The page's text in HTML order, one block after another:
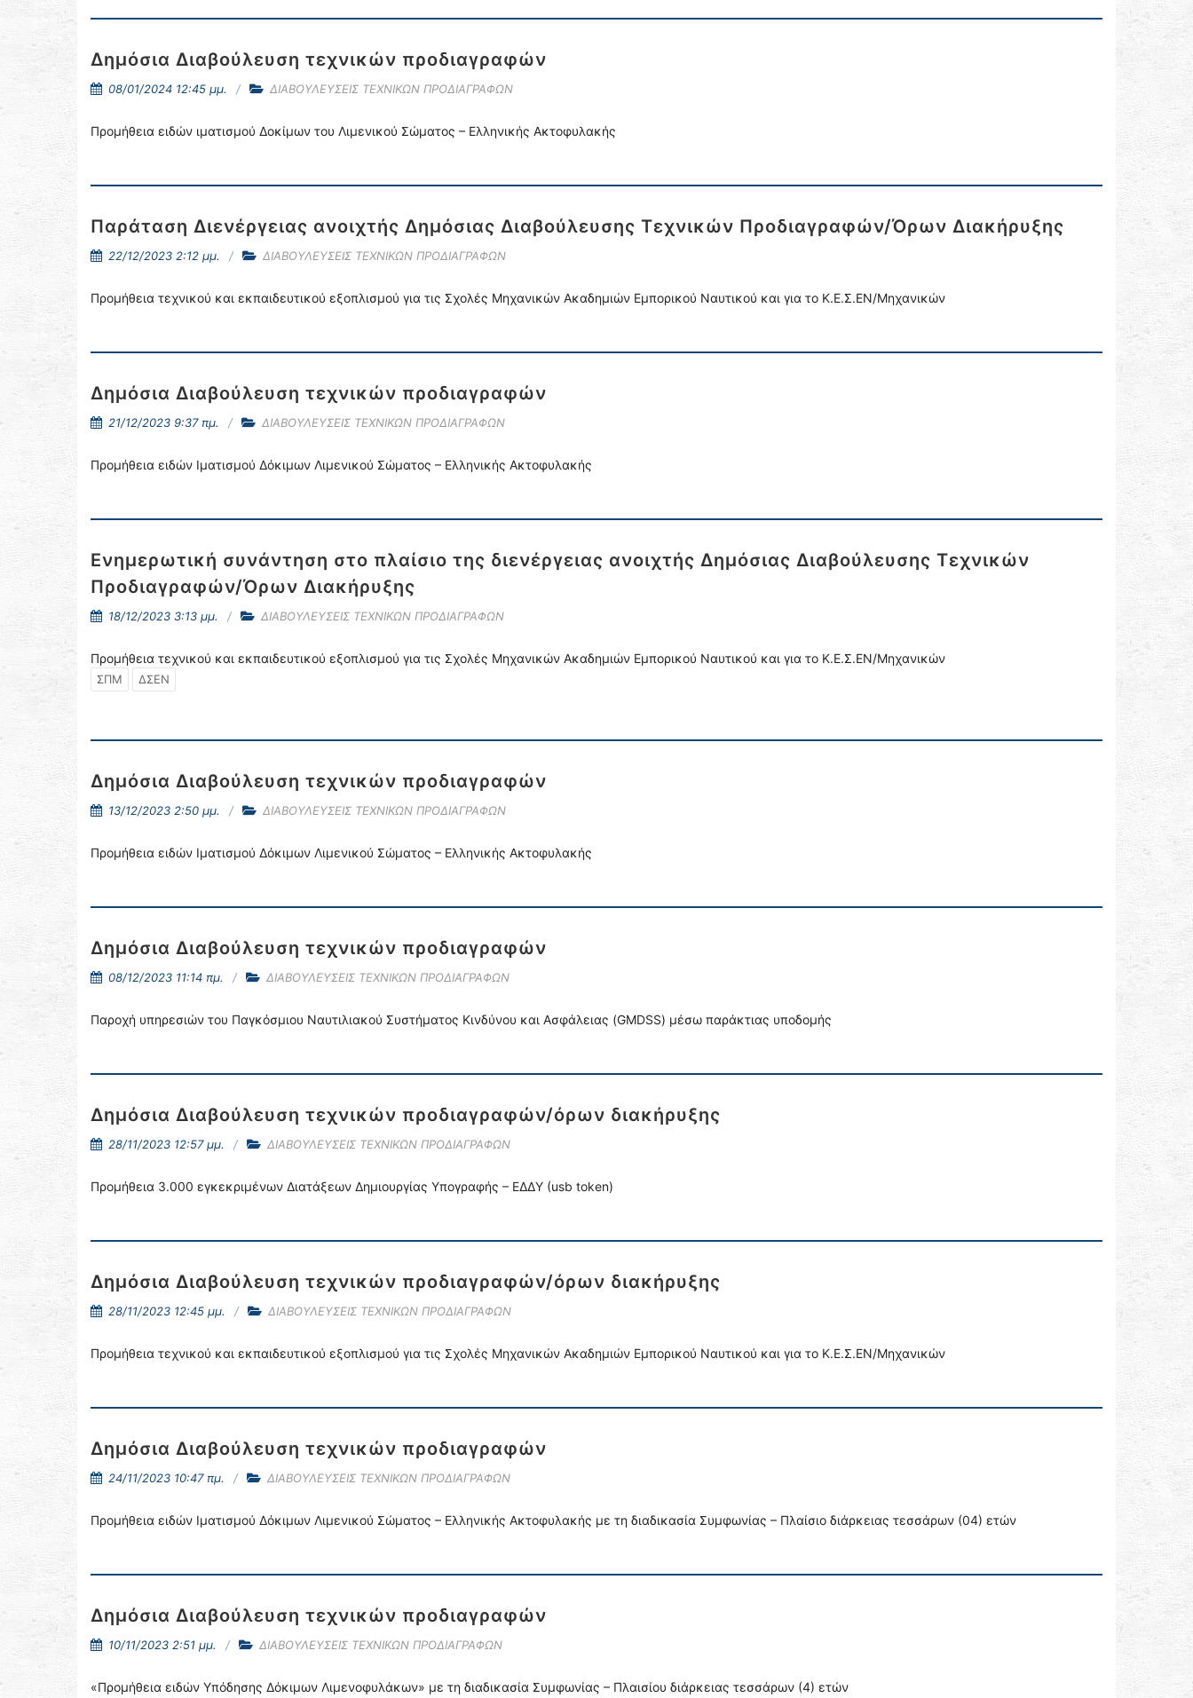
Δημόσια Διαβούλευση τεχνικών προδιαγραφών
08/01/2024 12:45 μμ. ΔΙΑΒΟΥΛΕΥΣΕΙΣ ΤΕΧΝΙΚΩΝ ΠΡΟΔΙΑΓΡΑΦΩΝ
Προμήθεια ειδών ιματισμού Δοκίμων του Λιμενικού Σώματος – Ελληνικής Ακτοφυλακής
Παράταση Διενέργειας ανοιχτής Δημόσιας Διαβούλευσης Τεχνικών Προδιαγραφών/Όρων Διακήρυξης
22/12/2023 2:12 μμ. ΔΙΑΒΟΥΛΕΥΣΕΙΣ ΤΕΧΝΙΚΩΝ ΠΡΟΔΙΑΓΡΑΦΩΝ
Προμήθεια τεχνικού και εκπαιδευτικού εξοπλισμού για τις Σχολές Μηχανικών Ακαδημιών Εμπορικού Ναυτικού και για το Κ.Ε.Σ.ΕΝ/Μηχανικών
Δημόσια Διαβούλευση τεχνικών προδιαγραφών
21/12/2023 9:37 πμ. ΔΙΑΒΟΥΛΕΥΣΕΙΣ ΤΕΧΝΙΚΩΝ ΠΡΟΔΙΑΓΡΑΦΩΝ
Προμήθεια ειδών Ιματισμού Δόκιμων Λιμενικού Σώματος – Ελληνικής Ακτοφυλακής
Ενημερωτική συνάντηση στο πλαίσιο της διενέργειας ανοιχτής Δημόσιας Διαβούλευσης Τεχνικών
Προδιαγραφών/Όρων Διακήρυξης
18/12/2023 3:13 μμ. ΔΙΑΒΟΥΛΕΥΣΕΙΣ ΤΕΧΝΙΚΩΝ ΠΡΟΔΙΑΓΡΑΦΩΝ
Προμήθεια τεχνικού και εκπαιδευτικού εξοπλισμού για τις Σχολές Μηχανικών Ακαδημιών Εμπορικού Ναυτικού και για το Κ.Ε.Σ.ΕΝ/Μηχανικών
ΣΠΜ ΔΣΕΝ
Δημόσια Διαβούλευση τεχνικών προδιαγραφών
13/12/2023 2:50 μμ. ΔΙΑΒΟΥΛΕΥΣΕΙΣ ΤΕΧΝΙΚΩΝ ΠΡΟΔΙΑΓΡΑΦΩΝ
Προμήθεια ειδών Ιματισμού Δόκιμων Λιμενικού Σώματος – Ελληνικής Ακτοφυλακής
Δημόσια Διαβούλευση τεχνικών προδιαγραφών
08/12/2023 11:14 πμ. ΔΙΑΒΟΥΛΕΥΣΕΙΣ ΤΕΧΝΙΚΩΝ ΠΡΟΔΙΑΓΡΑΦΩΝ
Παροχή υπηρεσιών του Παγκόσμιου Ναυτιλιακού Συστήματος Κινδύνου και Ασφάλειας (GMDSS) μέσω παράκτιας υποδομής
Δημόσια Διαβούλευση τεχνικών προδιαγραφών/όρων διακήρυξης
28/11/2023 12:57 μμ. ΔΙΑΒΟΥΛΕΥΣΕΙΣ ΤΕΧΝΙΚΩΝ ΠΡΟΔΙΑΓΡΑΦΩΝ
Προμήθεια 3.000 εγκεκριμένων Διατάξεων Δημιουργίας Υπογραφής – ΕΔΔΥ (usb token)
Δημόσια Διαβούλευση τεχνικών προδιαγραφών/όρων διακήρυξης
28/11/2023 12:45 μμ. ΔΙΑΒΟΥΛΕΥΣΕΙΣ ΤΕΧΝΙΚΩΝ ΠΡΟΔΙΑΓΡΑΦΩΝ
Προμήθεια τεχνικού και εκπαιδευτικού εξοπλισμού για τις Σχολές Μηχανικών Ακαδημιών Εμπορικού Ναυτικού και για το Κ.Ε.Σ.ΕΝ/Μηχανικών
Δημόσια Διαβούλευση τεχνικών προδιαγραφών
24/11/2023 10:47 πμ. ΔΙΑΒΟΥΛΕΥΣΕΙΣ ΤΕΧΝΙΚΩΝ ΠΡΟΔΙΑΓΡΑΦΩΝ
Προμήθεια ειδών Ιματισμού Δόκιμων Λιμενικού Σώματος – Ελληνικής Ακτοφυλακής με τη διαδικασία Συμφωνίας – Πλαίσιο διάρκειας τεσσάρων (04) ετών
Δημόσια Διαβούλευση τεχνικών προδιαγραφών
10/11/2023 2:51 μμ. ΔΙΑΒΟΥΛΕΥΣΕΙΣ ΤΕΧΝΙΚΩΝ ΠΡΟΔΙΑΓΡΑΦΩΝ
«Προμήθεια ειδών Υπόδησης Δόκιμων Λιμενοφυλάκων» με τη διαδικασία Συμφωνίας – Πλαισίου διάρκειας τεσσάρων (4) ετών